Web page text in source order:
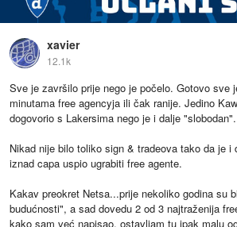
xavier
12.1k
Sve je završilo prije nego je počelo. Gotovo sve
minutama free agencyja ili čak ranije. Jedino
dogovorio s Lakersima nego je i dalje "slobodan".
Nikad nije bilo toliko sign & tradeova tako da je i
iznad capa uspio ugrabiti free agente.
Kakav preokret Netsa...prije nekoliko godina su
budućnosti", a sad dovedu 2 od 3 najtraženija
kako sam već napisao, ostavljam tu ipak malu